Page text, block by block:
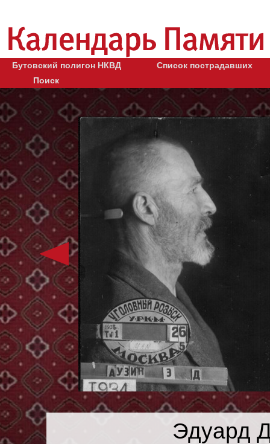
Бутовский полигон НКВД
Список пострадавших
Поиск
Эдуард